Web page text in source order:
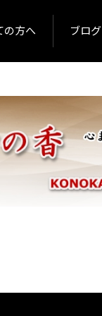
の方へ ブログ